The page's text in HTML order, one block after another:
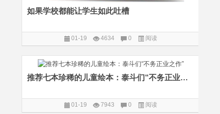
如果学校都能让学生如此吐槽
01-19 4634 0 阅读
推荐七本珍稀的儿童绘本：泰斗们“不务正业之作”
01-19 7943 0 阅读